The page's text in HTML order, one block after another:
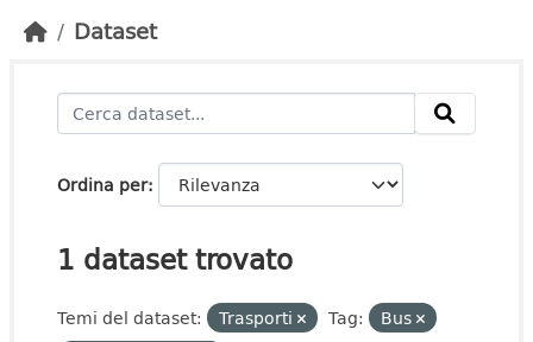
Dataset
Ordina per
1 dataset trovato
Temi del dataset: Trasporti Tag:
Bus